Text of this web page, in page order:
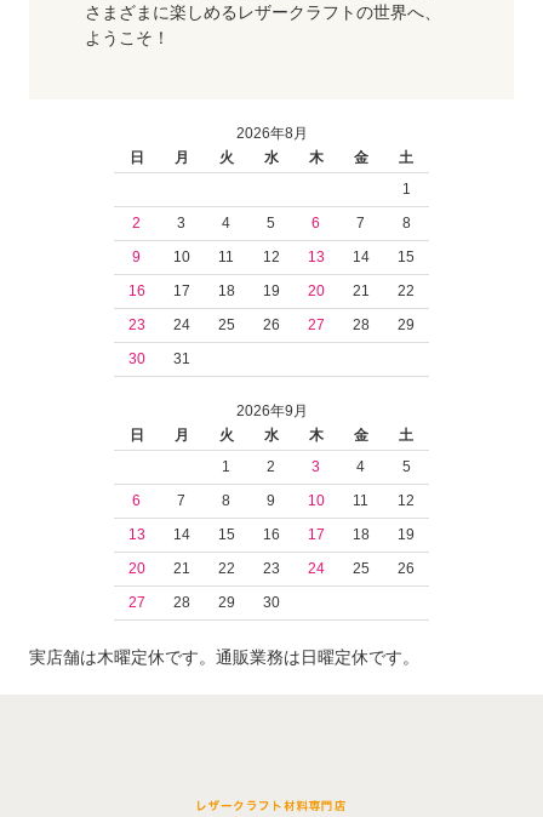
さまざまに楽しめるレザークラフトの世界へ、
ようこそ！
2026年8月
日
月 火 水 木 金
土
1
2
3 4 5 6 7
8
9
10 11 12 13 14
15
16
17 18 19 20 21
22
23
24 25 26 27 28
29
30
31
2026年9月
日
月 火 水 木 金
土
1
2 3 4
5
6
7 8 9 10 11
12
13
14 15 16 17 18
19
20
21 22 23 24 25
26
27
28 29 30
実店舗は木曜定休です。通販業務は日曜定休です。